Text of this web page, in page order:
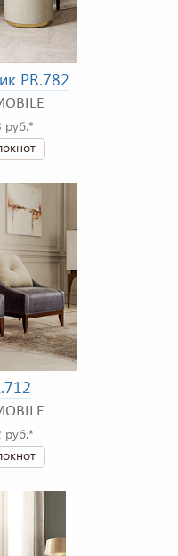
PR.782
руб.*
руб.*